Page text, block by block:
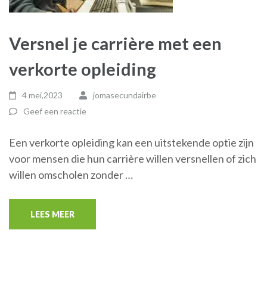
Versnel je carrière met een
verkorte opleiding
4 mei,2023
jomasecundairbe
Geef een reactie
Een verkorte opleiding kan een uitstekende optie zijn
voor mensen die hun carrière willen versnellen of zich
willen omscholen zonder …
LEES MEER